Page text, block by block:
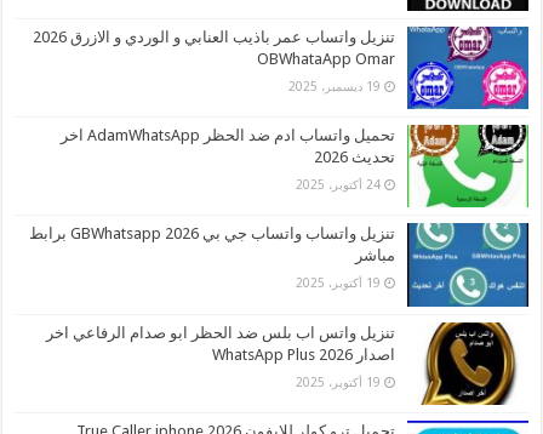
تنزيل واتساب عمر باذيب العنابي و الوردي و الازرق 2026
OBWhataApp Omar
19 ديسمبر، 2025
تحميل واتساب ادم ضد الحظر AdamWhatsApp اخر
تحديث 2026
24 أكتوبر، 2025
تنزيل واتساب واتساب جي بي 2026 GBWhatsapp برابط
مباشر
19 أكتوبر، 2025
تنزيل واتس اب بلس ضد الحظر ابو صدام الرفاعي اخر
اصدار 2026 WhatsApp Plus
19 أكتوبر، 2025